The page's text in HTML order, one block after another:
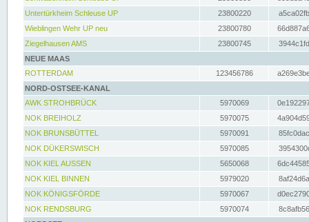
Untertürkheim Schleuse UP
23800220
Wieblingen Wehr UP neu
23800780
Ziegelhausen AMS
23800745
NEUE MAAS
ROTTERDAM
123456786
NORD-OSTSEE-KANAL
AWK STROHBRÜCK
5970069
NOK BREIHOLZ
5970075
NOK BRUNSBÜTTEL
5970091
NOK DÜKERSWISCH
5970085
NOK KIEL AUSSEN
5650068
NOK KIEL BINNEN
5979020
NOK KÖNIGSFÖRDE
5970067
NOK RENDSBURG
5970074